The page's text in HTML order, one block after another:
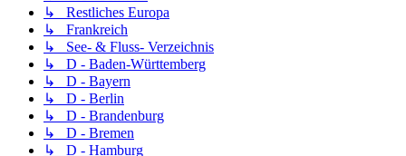
↳ Restliches Europa
↳ Frankreich
↳ See- & Fluss- Verzeichnis
↳ D - Baden-Württemberg
↳ D - Bayern
↳ D - Berlin
↳ D - Brandenburg
↳ D - Bremen
↳ D - Hamburg